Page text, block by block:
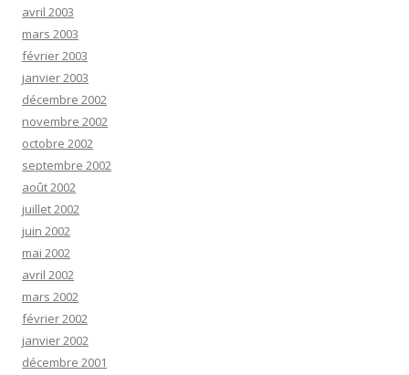
avril 2003
mars 2003
février 2003
janvier 2003
décembre 2002
novembre 2002
octobre 2002
septembre 2002
août 2002
juillet 2002
juin 2002
mai 2002
avril 2002
mars 2002
février 2002
janvier 2002
décembre 2001